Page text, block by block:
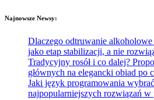
Najnowsze Newsy:
Dlaczego odtruwanie
jako etap stabilizacji, a nie
Tradycyjny rosół i co dalej?
głównych na elegancki obiad po
Jaki język programowania
najpopularniejszych rozwiązań